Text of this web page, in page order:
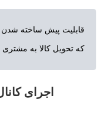
قابلیت پیش ساخته شدن و
که تحویل کالا به
اجرای